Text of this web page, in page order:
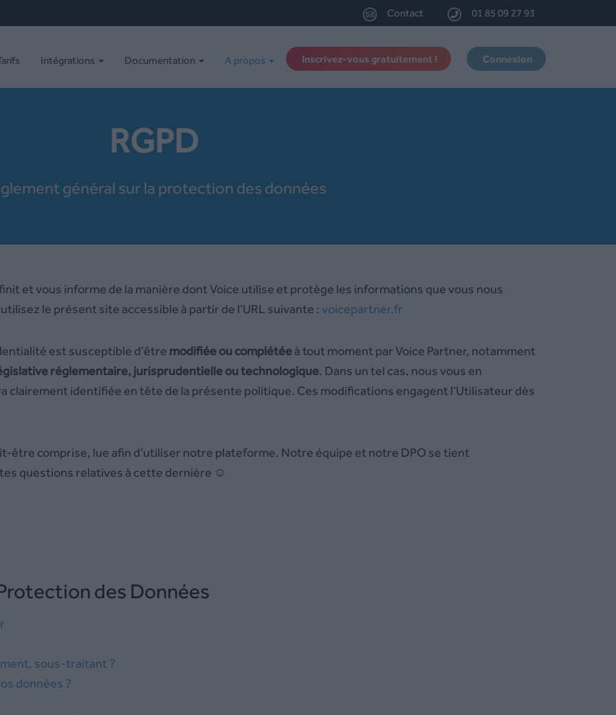
Contact 01 85 09 27 93
Inscrivez-vous gratuitement ! Connexion
Intégrations Documentation A propos
RGPD
général sur la protection des données
et vous informe de la manière dont Voice utilise et protège les informations que vous nous
le présent site accessible à partir de l’URL suivante : voicepartner.fr
est susceptible d’être modifiée ou complétéeà tout moment par Voice Partner, notamment
réglementaire, jurisprudentielle ou technologique. Dans un tel cas, nous vous en
clairement identifiée en tête de la présente politique. Ces modifications engagent l’Utilisateur dès
être comprise, lue afin d’utiliser notre plateforme. Notre équipe et notre DPO se tient
questions relatives à cette dernière ☺
des Données
sous-traitant ?
données ?